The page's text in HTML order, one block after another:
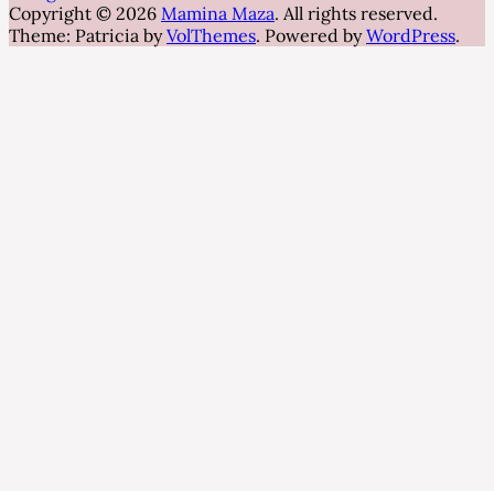
Copyright © 2026 Mamina Maza. All rights reserved.
Theme: Patricia byVolThemes. Powered byWordPress.